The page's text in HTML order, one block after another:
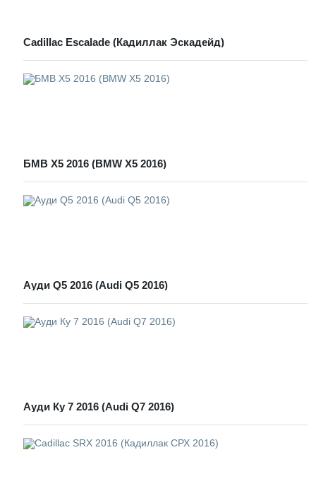
Cadillac Escalade (Кадиллак Эскадейд)
БМВ Х5 2016 (BMW X5 2016)
Ауди Q5 2016 (Audi Q5 2016)
Ауди Ку 7 2016 (Audi Q7 2016)